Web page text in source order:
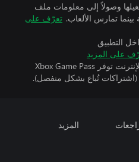
وصولاً إلى معلومات ملف
تعرّف على
التطبيق
على المزيد
تتطلب اللعبة متعددة اللاعبين عبر الإنترنت توفر Xbox Game Pass
المزيد